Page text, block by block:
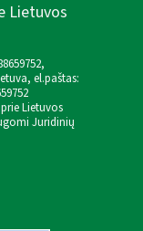
Lietuvos
el.paštas:
Lietuvos
Juridinių